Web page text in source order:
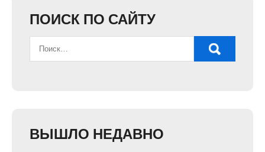
ПОИСК ПО САЙТУ
ВЫШЛО НЕДАВНО